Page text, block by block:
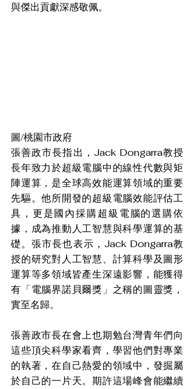
與傑出貢獻深感敬佩。
圖/桃園市政府
張善政市長指出，Jack Dongarra教授
長年致力於超級電腦中的線性代數與矩
陣運算，是全球高效能運算領域的重要
先驅。他所開發的超級電腦效能評估工
具，更是國內採購超級電腦的選購依
據，成為推動人工智慧與科學運算的基
礎。張市長也表示，Jack Dongarra教
授的研究對人工智慧、計算科學及圖形
運算等多領域皆產生深遠影響，能獲得
有「電腦界諾貝爾獎」之稱的圖靈獎，
實至名歸。
張善政市長在會上也期勉台灣青年們向
這些頂尖科學家看齊，學習他們對專業
的執著，在自己熱愛的領域中，發掘屬
於自己的一片天。期許這場峰會能繼續